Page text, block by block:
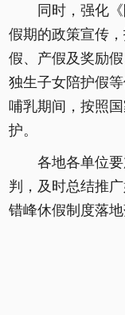
同时，强化《
假期的政策宣传
假、产假及奖励
独生子女陪护假
哺乳期间，按照
护。
各地各单位要
判，及时总结推
错峰休假制度落地